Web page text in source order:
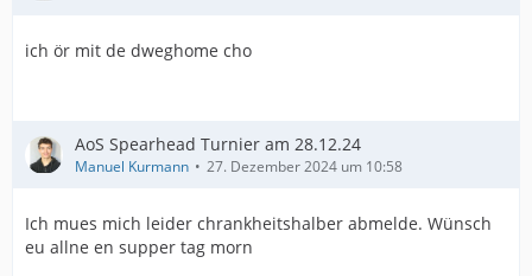
ich ör mit de dweghome cho
AoS Spearhead Turnier am 28.12.24
Manuel Kurmann 27. Dezember 2024 um 10:58
Ich mues mich leider chrankheitshalber abmelde. Wünsch
eu allne en supper tag morn